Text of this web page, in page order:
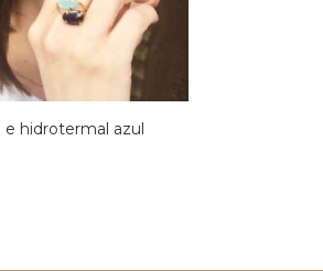
e hidrotermal azul